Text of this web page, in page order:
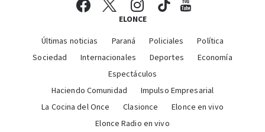
ELONCE
Últimas noticias Paraná Policiales
Política
Sociedad
Internacionales Deportes
Economía
Espectáculos
Haciendo Comunidad
Impulso Empresarial
La Cocina del Once
Clasionce
Elonce en vivo
Elonce Radio en vivo